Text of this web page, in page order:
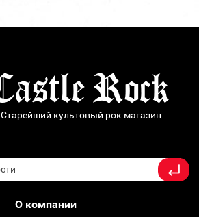
Старейший культовый рок магазин
О компании